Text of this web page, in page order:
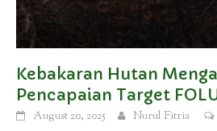
Kebakaran Hutan
Pencapaian Target
August 20, 2025 Nurul Fitria